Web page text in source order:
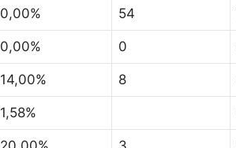
0,00% 54
0,00% 0
14,00% 8
1,58%